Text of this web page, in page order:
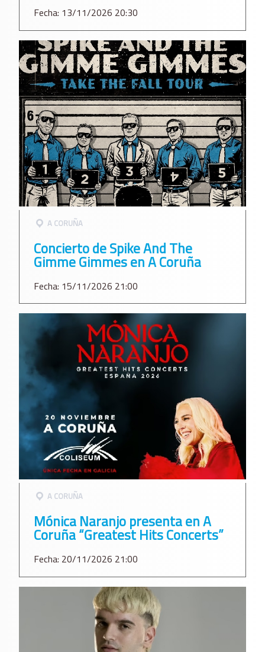
Fecha: 13/11/2026 20:30
A CORUÑA
Concierto de Spike And The
Gimme Gimmes en A Coruña
Fecha: 15/11/2026 21:00
A CORUÑA
Mónica Naranjo presenta en A
Coruña “Greatest Hits Concerts”
Fecha: 20/11/2026 21:00